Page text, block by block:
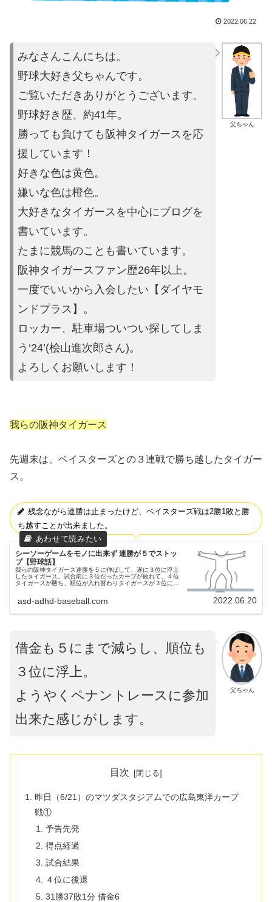
2022.06.22
父ちゃん
みなさんこんにちは。
野球大好き父ちゃんです。
ご覧いただきありがとうございます。
野球好き歴、約41年。
勝っても負けても阪神タイガースを応
援しています！
好きな色は黄色。
嫌いな色は橙色。
大好きなタイガースを中心にブログを
書いています。
たまに競馬のことも書いています。
阪神タイガースファン歴26年以上。
一度でいいから入会したい【ダイヤモ
ンドプラス】。
ロッカー、駐車場ついつい探してしま
う‘24’(桧山進次郎さん)。
よろしくお願いします！
我らの阪神タイガース
先週末は、ベイスターズとの３連戦で勝ち越したタイガー
ス。
残念ながら連勝は止まったけど、ベイスターズ戦は2勝1敗と勝
ち越すことが出来ました。
シーソーゲームをモノに出来ず 連勝が５でストッ
プ【野球話】
我らの阪神タイガース連勝を５に伸ばして、遂に３位に浮上
したタイガース。試合前に３位だったカープが敗れて、４位
タイガースが勝ち、順位が入れ替わりタイガースが３位に浮
③昨日（6/19）...
asd-adhd-baseball.com 2022.06.20
父ちゃん
借金も５にまで減らし、順位も
３位に浮上。
ようやくペナントレースに参加
出来た感じがします。
目次
昨日（6/21）のマツダスタジアムでの広島東洋カープ
戦①
予告先発
得点経過
試合結果
４位に後退
31勝37敗1分 借金6